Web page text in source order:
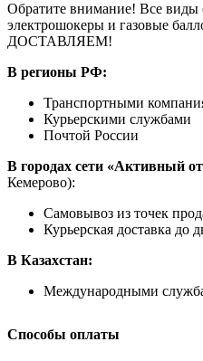
Обратите внимание! Все виды
электрошокеры и газовые
ДОСТАВЛЯЕМ!
В регионы РФ:
Транспортными
Курьерскими службами
Почтой России
В городах сети «Активный
Кемерово):
Самовывоз из точек
Курьерская доставка до
В Казахстан:
Международными
Способы оплаты